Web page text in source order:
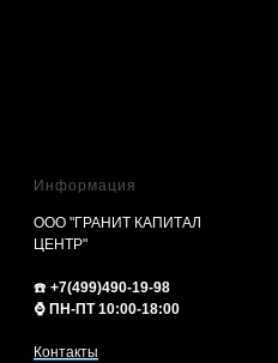
Информация
ООО "ГРАНИТ КАПИТАЛ
ЦЕНТР"
☎️ +7(499)490-19-98
⌚️ ПН-ПТ 10:00-18:00
Контакты